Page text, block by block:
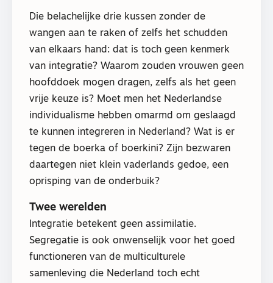
Die belachelijke drie kussen zonder de
wangen aan te raken of zelfs het schudden
van elkaars hand: dat is toch geen kenmerk
van integratie? Waarom zouden vrouwen geen
hoofddoek mogen dragen, zelfs als het geen
vrije keuze is? Moet men het Nederlandse
individualisme hebben omarmd om geslaagd
te kunnen integreren in Nederland? Wat is er
tegen de boerka of boerkini? Zijn bezwaren
daartegen niet klein vaderlands gedoe, een
oprisping van de onderbuik?
Twee werelden
Integratie betekent geen assimilatie.
Segregatie is ook onwenselijk voor het goed
functioneren van de multiculturele
samenleving die Nederland toch echt